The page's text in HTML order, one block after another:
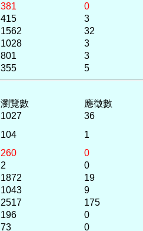
381 0
415 3
1562 32
1028 3
801 3
355 5
瀏覽數 應徵數
1027 36
104 1
260 0
2 0
1872 19
1043 9
2517 175
196 0
73 0